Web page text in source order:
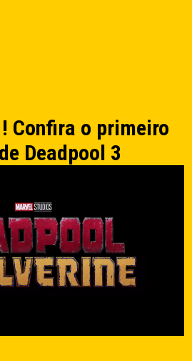
Confira o primeiro
Deadpool 3